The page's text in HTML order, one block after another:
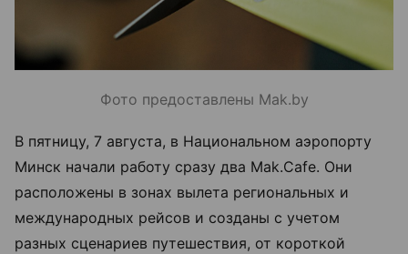
Фото предоставлены Mak.by
В пятницу, 7 августа, в Национальном аэропорту
Минск начали работу сразу два Mak.Cafe. Они
расположены в зонах вылета региональных и
международных рейсов и созданы с учетом
разных сценариев путешествия, от короткой